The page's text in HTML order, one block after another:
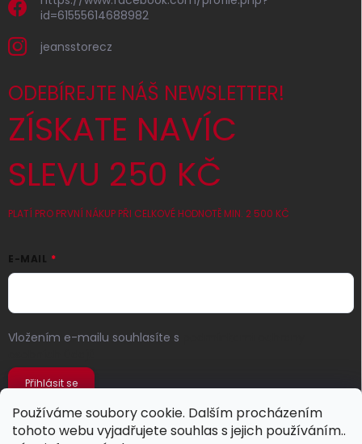
Používáme soubory cookie. Dalším procházením
tohoto webu vyjadřujete souhlas s jejich používáním..
id=61555614688982
jeansstorecz
ODEBÍREJTE NÁŠ NEWSLETTER!
ZÍSKATE NAVÍC
SLEVU 250 KČ
PLATÍ PRO PRVNÍ NÁKUP PŘI CELKOVÉ HODNOTĚ MIN. 2 500 KČ
E-MAIL
Vložením e-mailu souhlasíte s
Přihlásit se